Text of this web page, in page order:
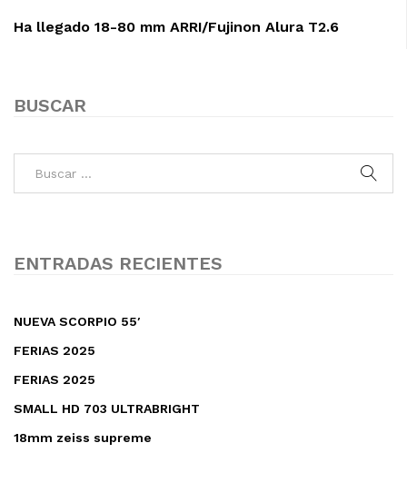
Post
Ha llegado 18-80 mm ARRI/Fujinon Alura T2.6
BUSCAR
ENTRADAS RECIENTES
NUEVA SCORPIO 55′
FERIAS 2025
FERIAS 2025
SMALL HD 703 ULTRABRIGHT
18mm zeiss supreme